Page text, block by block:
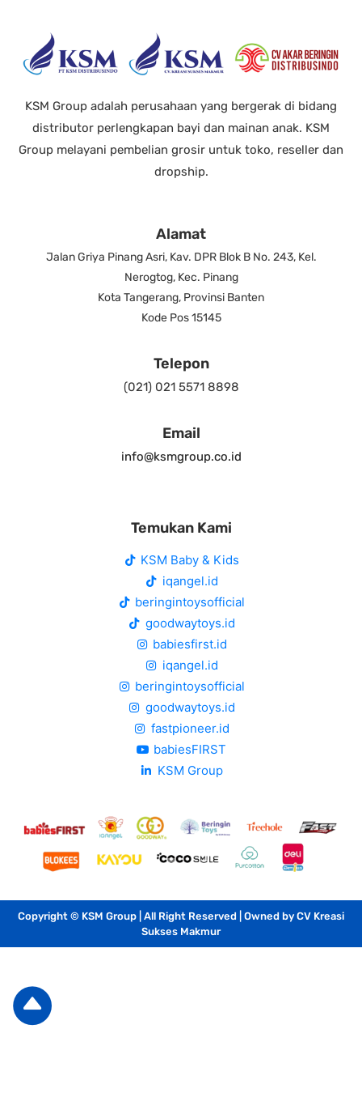
KSM Group adalah perusahaan yang bergerak di bidang
distributor perlengkapan bayi dan mainan anak. KSM
Group melayani pembelian grosir untuk toko, reseller dan
dropship.
Alamat
Jalan Griya Pinang Asri, Kav. DPR Blok B No. 243, Kel.
Nerogtog, Kec. Pinang
Kota Tangerang, Provinsi Banten
Kode Pos 15145
Telepon
(021) 021 5571 8898
Email
info@ksmgroup.co.id
Temukan Kami
KSM Baby & Kids
iqangel.id
beringintoysofficial
goodwaytoys.id
babiesfirst.id
iqangel.id
beringintoysofficial
goodwaytoys.id
fastpioneer.id
babiesFIRST
KSM Group
Copyright © KSM Group | All Right Reserved | Owned by CV Kreasi
Sukses Makmur